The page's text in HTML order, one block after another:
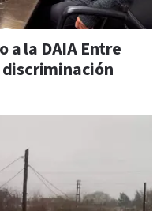
a la DAIA Entre
discriminación